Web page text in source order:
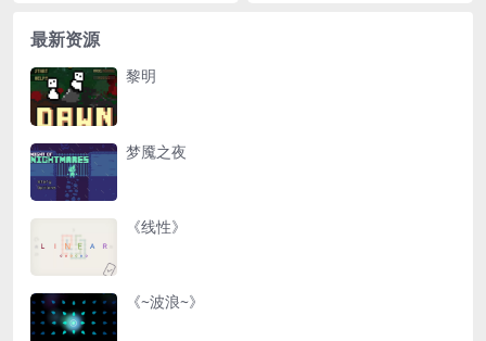
最新资源
黎明
梦魇之夜
《线性》
《~波浪~》